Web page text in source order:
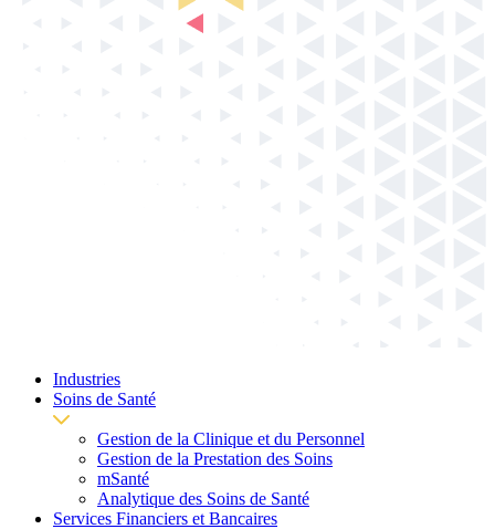
Industries
Soins de Santé
Gestion de la Clinique et du Personnel
Gestion de la Prestation des Soins
mSanté
Analytique des Soins de Santé
Services Financiers et Bancaires